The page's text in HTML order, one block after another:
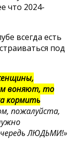
что 2024-
всегда есть
под
воняют, то
кормить
пожалуйста,
ЛЮДЬМИ!»